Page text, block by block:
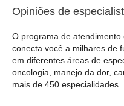
Opiniões de
O programa de
conecta você a milhares de
em diferentes áreas de
oncologia, manejo da dor,
mais de 450 especialidades.